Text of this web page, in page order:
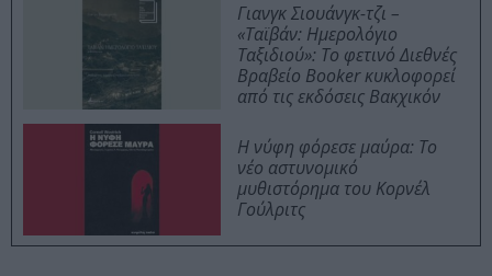
Γιανγκ Σιουάνγκ-τζι –
«Ταϊβάν: Ημερολόγιο
Ταξιδιού»: Το φετινό Διεθνές
Βραβείο Booker κυκλοφορεί
από τις εκδόσεις Βακχικόν
Η νύφη φόρεσε μαύρα: Το
νέο αστυνομικό
μυθιστόρημα του Κορνέλ
Γούλριτς